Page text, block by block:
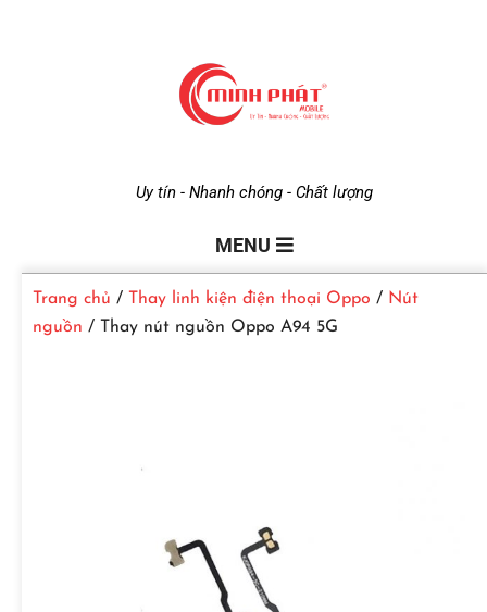
i
n
Uy tín - Nhanh chóng - Chất lượng
MENU
Trang chủ / Thay linh kiện điện thoại Oppo / Nút
nguồn / Thay nút nguồn Oppo A94 5G